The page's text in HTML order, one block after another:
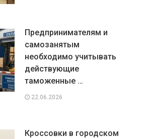
Предпринимателям и
самозанятым
необходимо учитывать
действующие
таможенные …
22.06.2026
Кроссовки в городском